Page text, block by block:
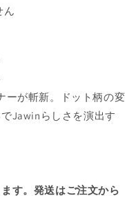
ん
ーが斬新。ドット柄の変
Jawinらしさを演出す
す。発送はご注文から